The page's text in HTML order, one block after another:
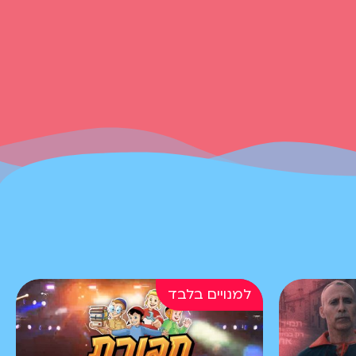
בקטנה 4 | פרשת תולדות
השבוע
בקטנה 4 | פרשת ויצא